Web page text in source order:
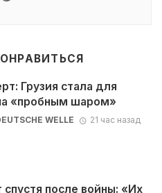
Грузия стала для
«пробным шаром»
WELLE
21 час назад
спустя после войны: «Их